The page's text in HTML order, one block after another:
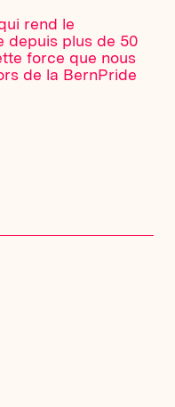
rend le
depuis plus de 50
force que nous
de la BernPride